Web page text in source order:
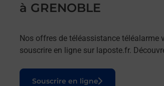
à GRENOBLE
Nos offres de téléassistance téléalarme
souscrire en ligne sur laposte.fr.
Souscrire en ligne
Le lien s'ouvre dans un nouvel onglet